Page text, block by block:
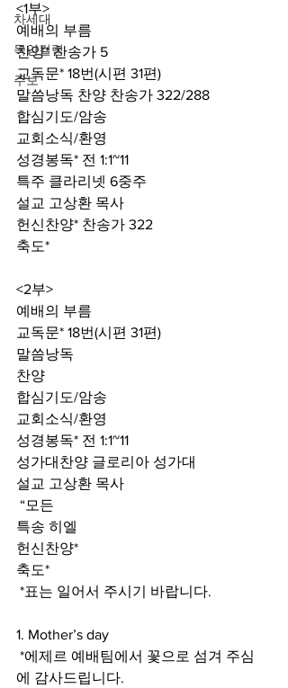
차세대
목양컬럼
주보
<1부>
예배의 부름
찬양* 찬송가 5
교독문* 18번(시편 31편)
말씀낭독 찬양 찬송가 322/288
합심기도/암송
교회소식/환영
성경봉독* 전 1:1~11
특주 클라리넷 6중주
설교 고상환 목사
헌신찬양* 찬송가 322
축도*
<2부>
예배의 부름
교독문* 18번(시편 31편)
말씀낭독
찬양
합심기도/암송
교회소식/환영
성경봉독* 전 1:1~11
성가대찬양 글로리아 성가대
설교 고상환 목사
“모든
특송 히엘
헌신찬양*
축도*
*표는 일어서 주시기 바랍니다.
1. Mother’s day
에 감사드립니다.